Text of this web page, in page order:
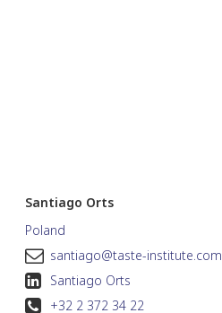
Santiago Orts
Poland
santiago@taste-institute.com
Santiago Orts
+32 2 372 34 22